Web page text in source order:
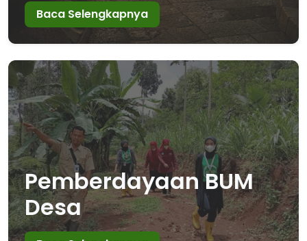
Baca Selengkapnya
Pemberdayaan BUM
Desa